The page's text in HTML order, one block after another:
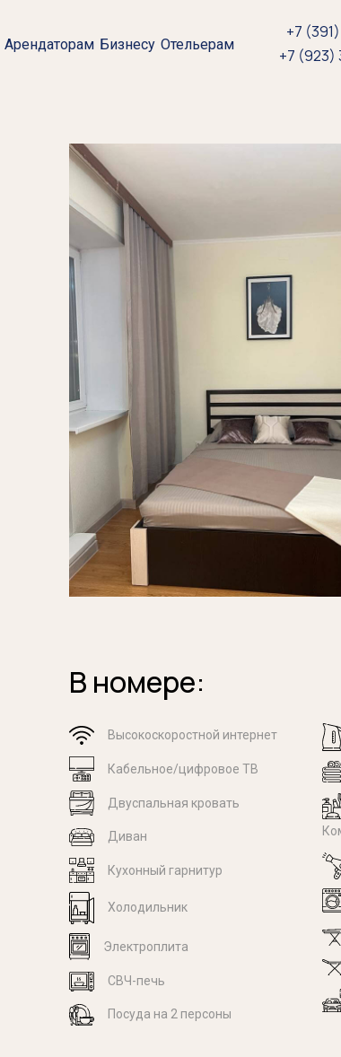
Арендаторам Бизнесу Отельерам
+7
+7 (923)
В номере:
Высокоскоростной интернет
Кабельное/цифровое ТВ
Двуспальная кровать
Диван
Кухонный гарнитур
Холодильник
Электроплита
СВЧ-печь
Посуда на 2 персоны